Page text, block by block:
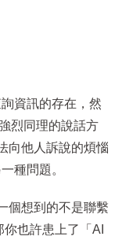
資訊的存在，然
烈同理的說話方
向他人訴說的煩惱
種問題。
個想到的不是聯繫
也許患上了「AI